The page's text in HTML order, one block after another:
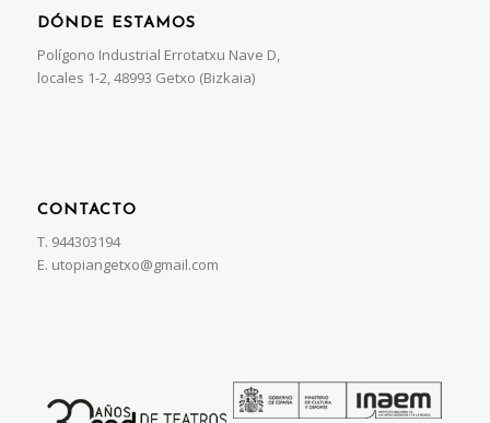
DÓNDE ESTAMOS
Polígono Industrial Errotatxu Nave D,
locales 1-2, 48993 Getxo (Bizkaia)
CONTACTO
T. 944303194
E. utopiangetxo@gmail.com